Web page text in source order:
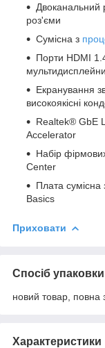
роз'єми
Сумісна з
Порти HDMI
Екранування
високоякісні
Realtek® GbE
Accelerator
Набір
Center
Плата
Basics
Приховати
Спосіб упаковки
новий товар, повна
Характеристики